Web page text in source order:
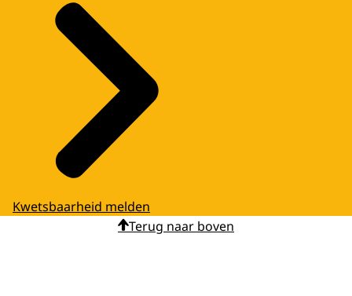
Kwetsbaarheid melden
Terug naar boven